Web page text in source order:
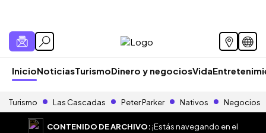
InicioNoticiasTurismoDinero y negociosVida
Turismo Las Cascadas Peter Parker Nativos Negocios
CONTENIDO DE ARCHIVO:¡Estás navegando en el